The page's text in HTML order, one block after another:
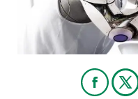
PARTICIPA